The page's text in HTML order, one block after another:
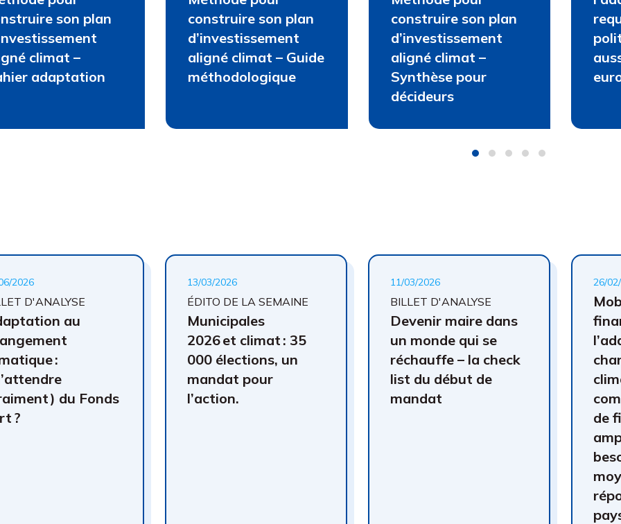
son plan
climat –
adaptation
construire son plan
d’investissement
aligné climat – Guide
méthodologique
construire son plan
d’investissement
aligné climat –
Synthèse pour
décideurs
2026
D'ANALYSE
au
:
du Fonds
?
13/03/2026
ÉDITO DE LA SEMAINE
Municipales
2026 et climat : 35
000 élections, un
mandat pour
l’action.
11/03/2026
BILLET D'ANALYSE
Devenir maire dans
un monde qui se
réchauffe – la check
list du début de
mandat
26/
de